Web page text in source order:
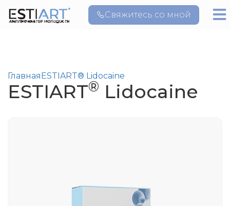
Свяжитесь со мной
ГлавнаяESTIART® Lidocaine
ESTIART® Lidocaine